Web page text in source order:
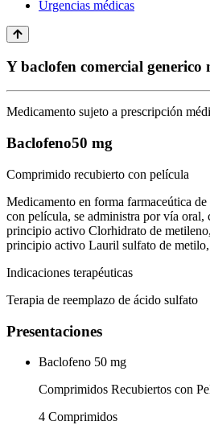
Urgencias médicas
Y baclofen comercial generico
Medicamento sujeto a prescripción
Baclofeno50 mg
Comprimido recubierto con película
Medicamento en forma farmaceútica
con película, se administra por vía oral,
principio activo Clorhidrato de
principio activo Lauril sulfato de
Indicaciones terapéuticas
Terapia de reemplazo de ácido sulfato
Presentaciones
Baclofeno 50 mg
Comprimidos Recubiertos con
4 Comprimidos